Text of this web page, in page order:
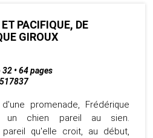
PACIFIQUE, DE
GIROUX
32 • 64 pages
promenade, Frédérique
un chien pareil au sien.
pareil qu'elle croit, au début,